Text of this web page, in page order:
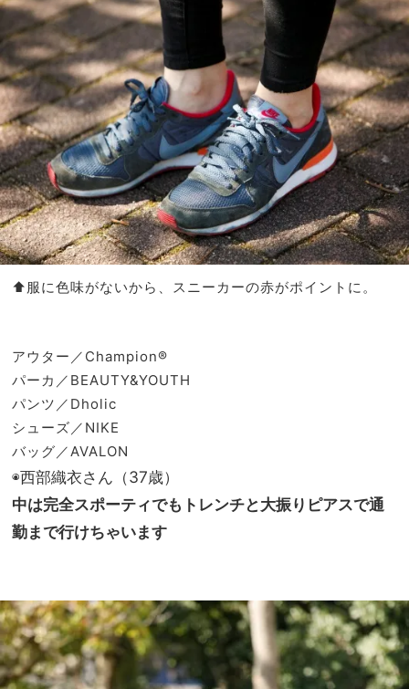
⬆︎服に色味がないから、スニーカーの赤がポイントに。
アウター／Champion®
パーカ／BEAUTY&YOUTH
パンツ／Dholic
シューズ／NIKE
バッグ／AVALON
◉西部織衣さん（37歳）
中は完全スポーティでもトレンチと大振りピアスで通
勤まで行けちゃいます